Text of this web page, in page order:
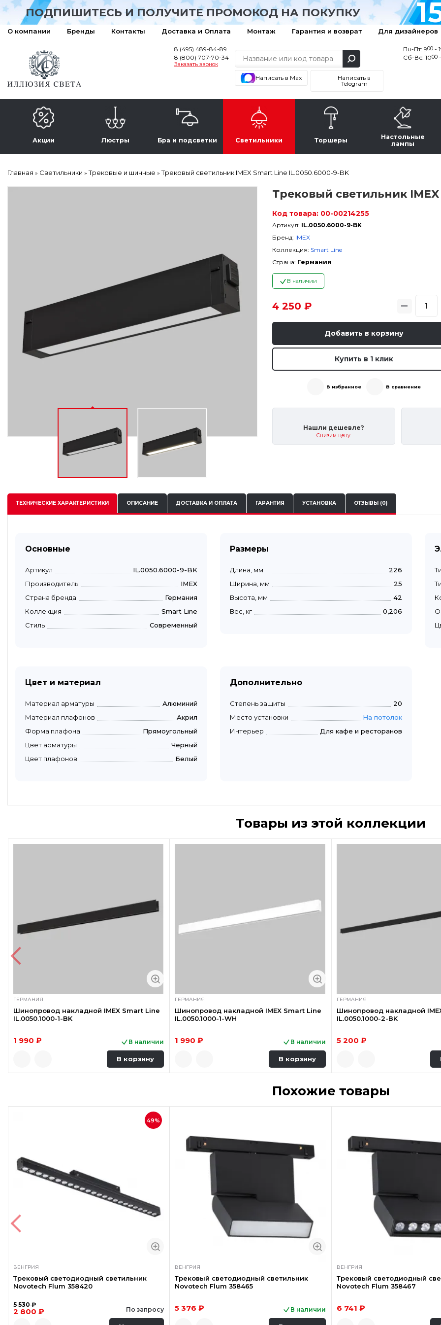
ПОДПИШИТЕСЬ И ПОЛУЧИТЕ ПРОМОКОД НА ПОКУПКУ
О компании Бренды Контакты Доставка и Оплата Монтаж Гарантия и возврат Для дизайнеров
8 (495) 489-84-89
8 (800) 707-70-34
Заказать звонок
Написать в Max
Написать в
Telegram
Пн-Пт: 900 -
Сб-Вс: 1000
Акции Люстры Бра и подсветки Светильники Торшеры
Настольные
лампы
Главная » Светильники »Трековые и шинные »Трековый светильник IMEX Smart Line IL.0050.6000-9-BK
Трековый светильник
Код товара: 00-00214255
Артикул: IL.0050.6000-9-BK
Бренд: IMEX
Коллекция: Smart Line
Страна: Германия
В наличии
4 250 ₽
Добавить в корзину
Купить в 1 клик
В избранное В сравнение
Нашли дешевле?
Снизим цену
ТЕХНИЧЕСКИЕХАРАКТЕРИСТИКИ ОПИСАНИЕ ДОСТАВКА И ОПЛАТА ГАРАНТИЯ УСТАНОВКА ОТЗЫВЫ (0)
Основные
Артикул
IL.0050.6000-9-BK
Производитель
IMEX
Страна бренда
Германия
Коллекция
Smart Line
Стиль
Современный
Размеры
Длина, мм
226
Ширина, мм
25
Высота, мм
42
Вес, кг
0,206
Цвет и материал
Материал арматуры
Алюминий
Материал плафонов
Акрил
Форма плафона
Прямоугольный
Цвет арматуры
Черный
Цвет плафонов
Белый
Дополнительно
Степень защиты
20
Место установки
На потолок
Интерьер
Для кафе и ресторанов
Товары из этой коллекции
ГЕРМАНИЯ
Шинопровод накладной IMEX Smart Line
IL.0050.1000-1-BK
1 990 ₽ В наличии
В корзину
ГЕРМАНИЯ
Шинопровод накладной IMEX Smart Line
IL.0050.1000-1-WH
1 990 ₽ В наличии
В корзину
ГЕРМАНИЯ
Шинопровод накладной
IL.0050.1000-2-BK
5 200 ₽
Быстрый просмотр Быстрый
Похожие товары
49%
ВЕНГРИЯ
Трековый светодиодный светильник
Novotech Flum 358420
5 530 ₽
2 800 ₽ По запросу
ВЕНГРИЯ
Трековый светодиодный светильник
Novotech Flum 358465
5 376 ₽ В наличии
ВЕНГРИЯ
Трековый светодиодный
Novotech Flum 358467
6 741 ₽